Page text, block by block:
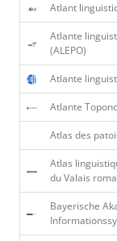
Atlant
Atlante
(ALEPO)
Atlante
Atlante
Atlas des
Atlas
du Valais
Bayerische